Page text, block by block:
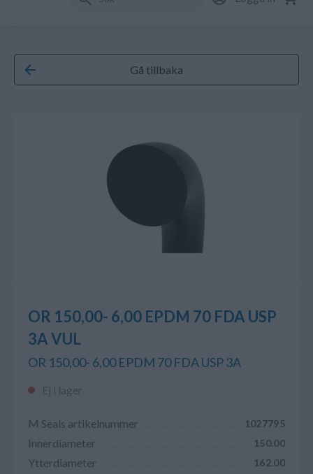
Gå tillbaka
OR 150,00- 6,00 EPDM 70 FDA USP
3A VUL
OR 150,00- 6,00 EPDM 70 FDA USP 3A
Ej i lager
M Seals artikelnummer 1027795
Innerdiameter 150.00
Ytterdiameter 162.00